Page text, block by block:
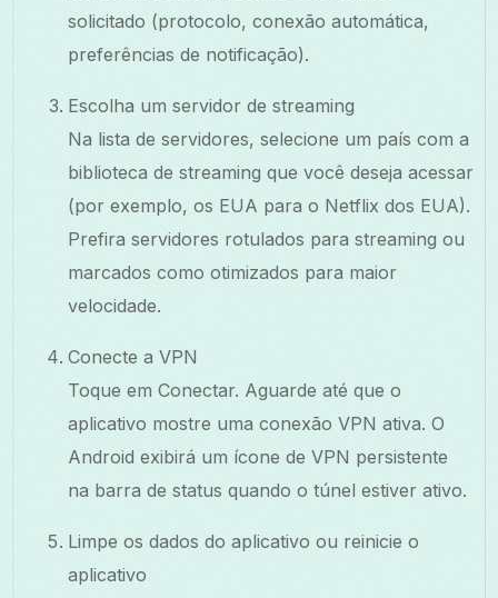
solicitado (protocolo, conexão automática,
preferências de notificação).
Escolha um servidor de streaming
Na lista de servidores, selecione um país com a
biblioteca de streaming que você deseja acessar
(por exemplo, os EUA para o Netflix dos EUA).
Prefira servidores rotulados para streaming ou
marcados como otimizados para maior
velocidade.
Conecte a VPN
Toque em Conectar. Aguarde até que o
aplicativo mostre uma conexão VPN ativa. O
Android exibirá um ícone de VPN persistente
na barra de status quando o túnel estiver ativo.
Limpe os dados do aplicativo ou reinicie o
aplicativo